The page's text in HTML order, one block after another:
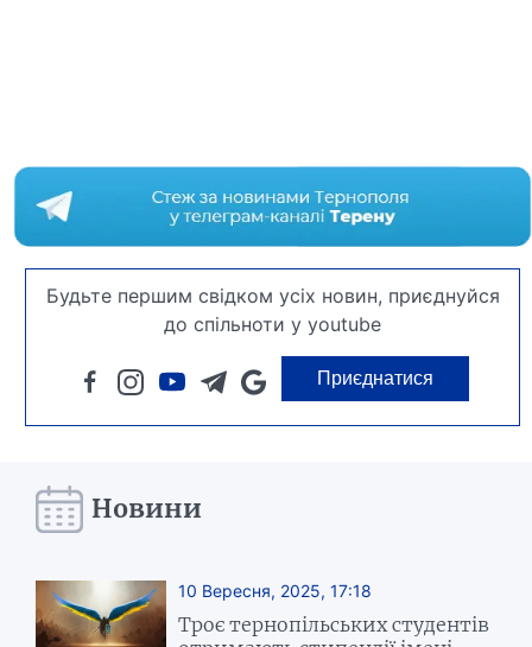
Будьте першим свідком усіх новин, приєднуйся
до спільноти у youtube
Приєднатися
Новини
10 Вересня, 2025, 17:18
Троє тернопільських студентів